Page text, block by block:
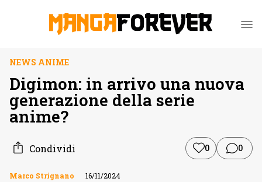
NEWS ANIME
Digimon: in arrivo una nuova
generazione della serie
anime?
Condividi 0 0
Marco Strignano 16/11/2024